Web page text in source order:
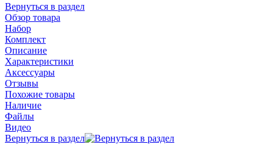
Вернуться в раздел
Обзор товара
Набор
Комплект
Описание
Характеристики
Аксессуары
Отзывы
Похожие товары
Наличие
Файлы
Видео
Вернуться в раздел